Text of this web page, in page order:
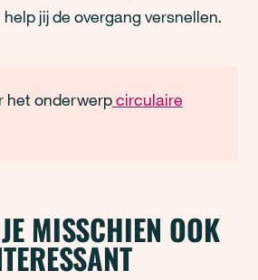
jij de overgang versnellen.
het onderwerpcirculaire
MISSCHIEN OOK